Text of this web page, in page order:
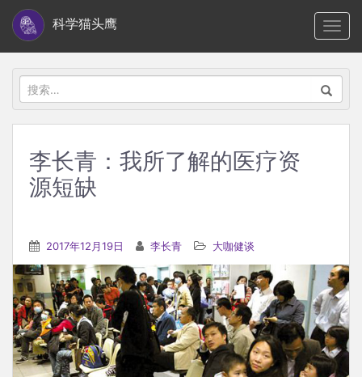
i
科学猫头鹰
搜
索：
李长青：我所了解的医疗资
源短缺
2017年12月19日 李长青 大咖健谈